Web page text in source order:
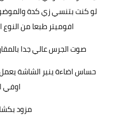
لو كنت بتنسي زي كدة
افوميتر طبعا من
صوت الجرس عالي جدا
حساس اضاءة ينير الشاشة
اوفي
مزود